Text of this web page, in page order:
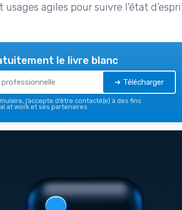
agiles pour suivre l’état
le livre blanc
➔ Télécharger
j’accepte d’être contacté(e) à des fins
at work et ses partenaires.